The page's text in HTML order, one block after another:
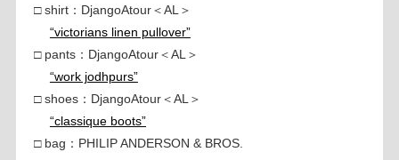
□ shirt：DjangoAtour＜AL＞
“victorians linen pullover”
□ pants：DjangoAtour＜AL＞
“work jodhpurs”
□ shoes：DjangoAtour＜AL＞
“classique boots”
□ bag：PHILIP ANDERSON & BROS.